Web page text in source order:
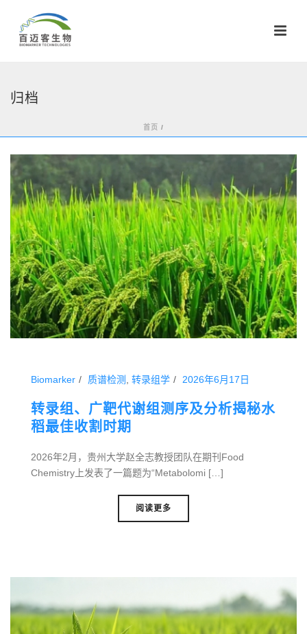
归档
首页 /
Biomarker 质谱检测 转录组学 2026年6月17日
转录组、广靶代谢组测序及分析揭秘水
稻最佳收割时期
2026年2月，贵州大学赵全志教授团队在期刊Food
Chemistry上发表了一篇题为“Metabolomi […]
阅读更多